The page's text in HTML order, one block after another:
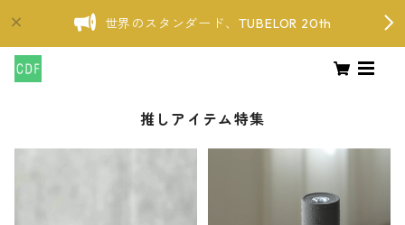
世界のスタンダード、TUBELOR 20th
推しアイテム特集